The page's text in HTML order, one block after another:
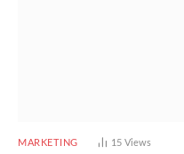
MARKETING 15 Views